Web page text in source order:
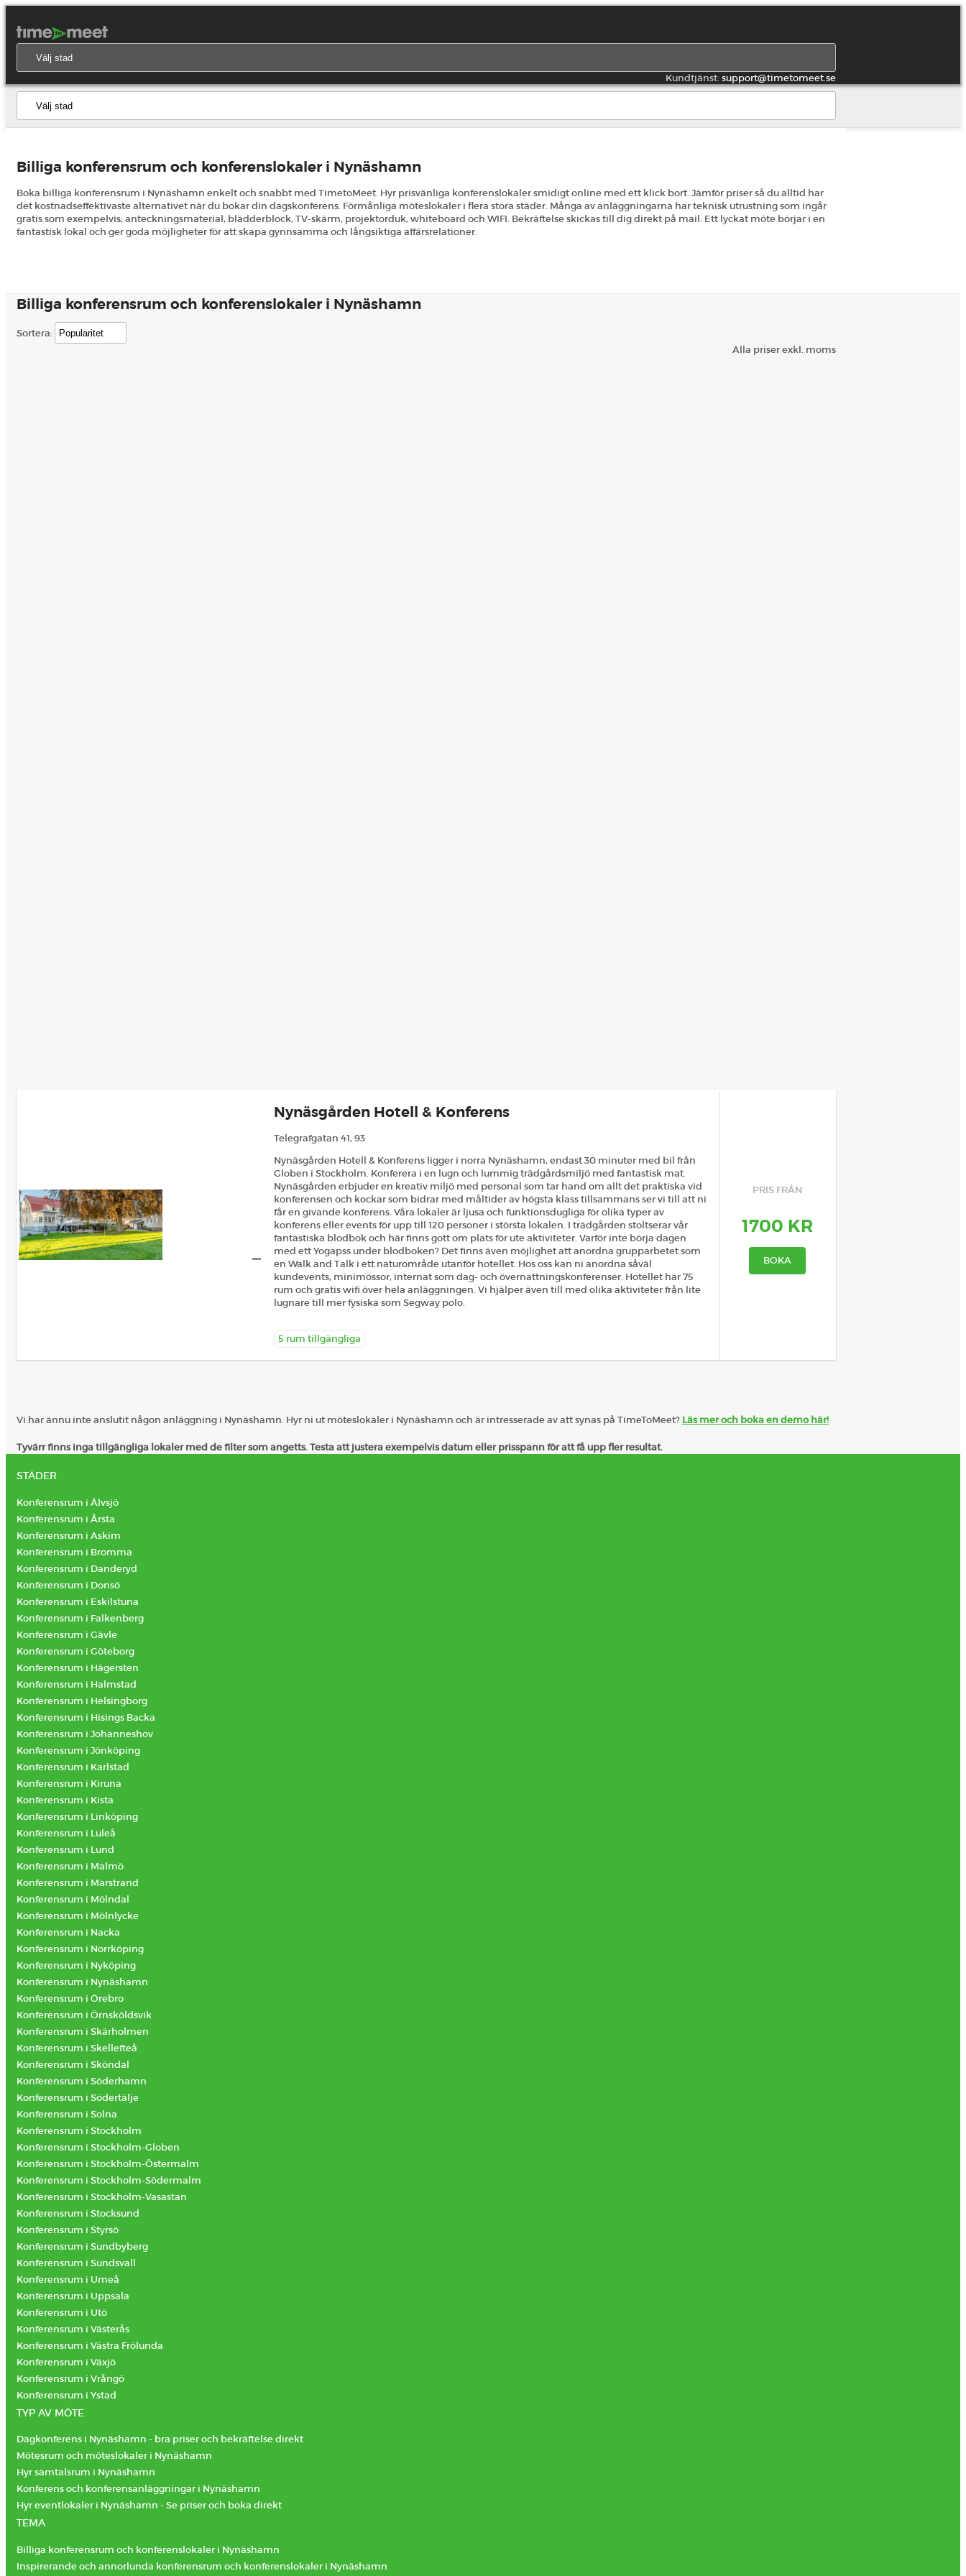
Kundtjänst: support@timetomeet.se
Billiga konferensrum och konferenslokaler i Nynäshamn
Boka billiga konferensrum i Nynäshamn enkelt och snabbt med TimetoMeet. Hyr prisvänliga konferenslokaler smidigt online med ett klick bort. Jämför priser så du alltid har
det kostnadseffektivaste alternativet när du bokar din dagskonferens. Förmånliga möteslokaler i flera stora städer. Många av anläggningarna har teknisk utrustning som ingår
gratis som exempelvis; anteckningsmaterial, blädderblock, TV-skärm, projektorduk, whiteboard och WIFI. Bekräftelse skickas till dig direkt på mail. Ett lyckat möte börjar i en
fantastisk lokal och ger goda möjligheter för att skapa gynnsamma och långsiktiga affärsrelationer.
Billiga konferensrum och konferenslokaler i Nynäshamn
Sortera:
Alla priser exkl. moms
Nynäsgården Hotell & Konferens
Telegrafgatan 41, 93
Nynäsgården Hotell & Konferens ligger i norra Nynäshamn, endast 30 minuter med bil från
Globen i Stockholm. Konferera i en lugn och lummig trädgårdsmiljö med fantastisk mat.
Nynäsgården erbjuder en kreativ miljö med personal som tar hand om allt det praktiska vid
konferensen och kockar som bidrar med måltider av högsta klass tillsammans ser vi till att ni
får en givande konferens. Våra lokaler är ljusa och funktionsdugliga för olika typer av
konferens eller events för upp till 120 personer i största lokalen. I trädgården stoltserar vår
fantastiska blodbok och här finns gott om plats för ute aktiviteter. Varför inte börja dagen
med ett Yogapss under blodboken? Det finns även möjlighet att anordna grupparbetet som
en Walk and Talk i ett naturområde utanför hotellet. Hos oss kan ni anordna såväl
kundevents, minimössor, internat som dag- och övernattningskonferenser. Hotellet har 75
rum och gratis wifi över hela anläggningen. Vi hjälper även till med olika aktiviteter från lite
lugnare till mer fysiska som Segway polo.
5 rum tillgängliga
PRIS FRÅN
1700 KR
BOKA
Vi har ännu inte anslutit någon anläggning i Nynäshamn. Hyr ni ut möteslokaler i Nynäshamn och är intresserade av att synas på TimeToMeet? Läs mer och boka en demo här!
Tyvärr finns inga tillgängliga lokaler med de filter som angetts. Testa att justera exempelvis datum eller prisspann för att få upp fler resultat.
STÄDER
Konferensrum i Älvsjö
Konferensrum i Årsta
Konferensrum i Askim
Konferensrum i Bromma
Konferensrum i Danderyd
Konferensrum i Donsö
Konferensrum i Eskilstuna
Konferensrum i Falkenberg
Konferensrum i Gävle
Konferensrum i Göteborg
Konferensrum i Hägersten
Konferensrum i Halmstad
Konferensrum i Helsingborg
Konferensrum i Hisings Backa
Konferensrum i Johanneshov
Konferensrum i Jönköping
Konferensrum i Karlstad
Konferensrum i Kiruna
Konferensrum i Kista
Konferensrum i Linköping
Konferensrum i Luleå
Konferensrum i Lund
Konferensrum i Malmö
Konferensrum i Marstrand
Konferensrum i Mölndal
Konferensrum i Mölnlycke
Konferensrum i Nacka
Konferensrum i Norrköping
Konferensrum i Nyköping
Konferensrum i Nynäshamn
Konferensrum i Örebro
Konferensrum i Örnsköldsvik
Konferensrum i Skärholmen
Konferensrum i Skellefteå
Konferensrum i Sköndal
Konferensrum i Söderhamn
Konferensrum i Södertälje
Konferensrum i Solna
Konferensrum i Stockholm
Konferensrum i Stockholm-Globen
Konferensrum i Stockholm-Östermalm
Konferensrum i Stockholm-Södermalm
Konferensrum i Stockholm-Vasastan
Konferensrum i Stocksund
Konferensrum i Styrsö
Konferensrum i Sundbyberg
Konferensrum i Sundsvall
Konferensrum i Umeå
Konferensrum i Uppsala
Konferensrum i Utö
Konferensrum i Västerås
Konferensrum i Västra Frölunda
Konferensrum i Växjö
Konferensrum i Vrångö
Konferensrum i Ystad
TYP AV MÖTE
Dagkonferens i Nynäshamn - bra priser och bekräftelse direkt
Mötesrum och möteslokaler i Nynäshamn
Hyr samtalsrum i Nynäshamn
Konferens och konferensanläggningar i Nynäshamn
Hyr eventlokaler i Nynäshamn - Se priser och boka direkt
TEMA
Billiga konferensrum och konferenslokaler i Nynäshamn
Inspirerande och annorlunda konferensrum och konferenslokaler i Nynäshamn